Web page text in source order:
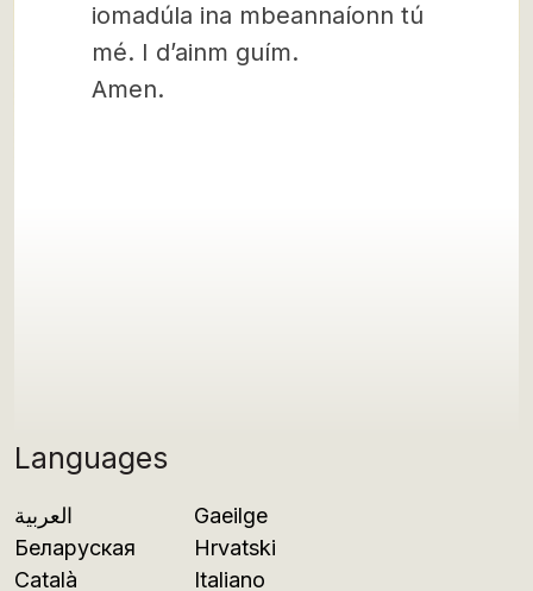
Languages
العربية
Беларуская
Català
Gaeilge
Hrvatski
Italiano
iomadúla ina mbeannaíonn tú
mé. I d’ainm guím.
Amen.